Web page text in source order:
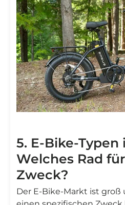
5. E-Bike-
Welches Rad
Zweck?
Der E-Bike-Markt ist groß